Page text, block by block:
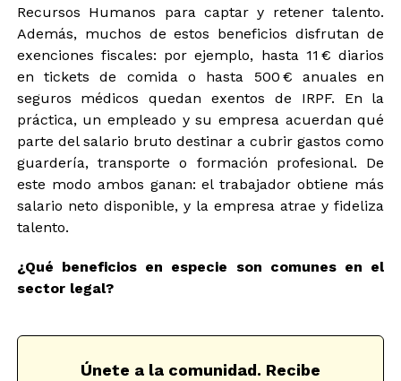
Recursos Humanos para captar y retener talento.
Además, muchos de estos beneficios disfrutan de
exenciones fiscales: por ejemplo, hasta 11 € diarios
en tickets de comida o hasta 500 € anuales en
seguros médicos quedan exentos de IRPF. En la
práctica, un empleado y su empresa acuerdan qué
parte del salario bruto destinar a cubrir gastos como
guardería, transporte o formación profesional. De
este modo ambos ganan: el trabajador obtiene más
salario neto disponible, y la empresa atrae y fideliza
talento.
¿Qué beneficios en especie son comunes en el
sector legal?
Únete a la comunidad. Recibe